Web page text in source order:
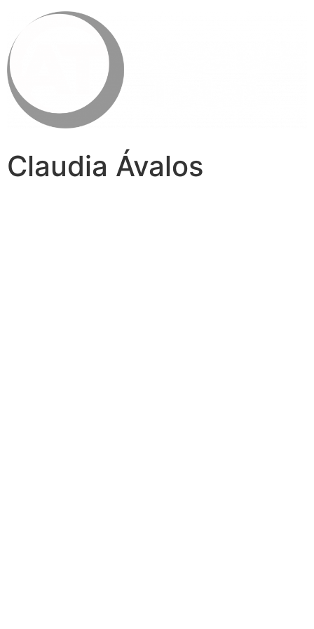
Claudia Ávalos